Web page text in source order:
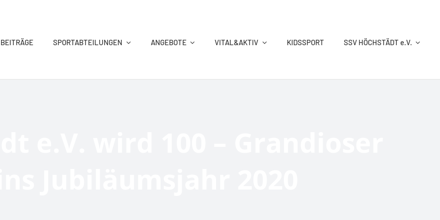
SPORTABTEILUNGEN
KEGELN REHA-SPORT RINGEN SCHWIMMEN
ANGEBOTE VITAL&AKTIV KIDSSPORT SSV HÖCHSTÄDT e.V.